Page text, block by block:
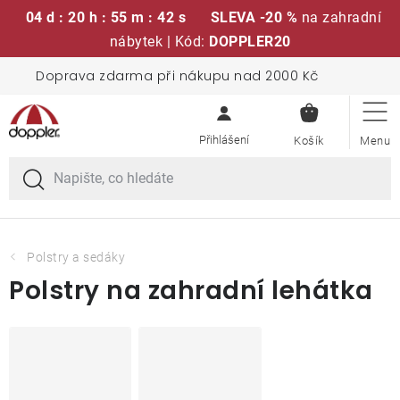
04 d : 20 h : 55 m : 42 s SLEVA -20 % na zahradní
nábytek | Kód: DOPPLER20
obsah
Doprava zdarma při nákupu nad 2000 Kč
KOŠÍK
Sedací soupravy
Slunečníky
Křesla a židle
Stoly
Polstry a sedáky
Polstry na zahradní lehátka